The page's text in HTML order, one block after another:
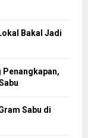
Bakal Jadi
Penangkapan,
Sabu di